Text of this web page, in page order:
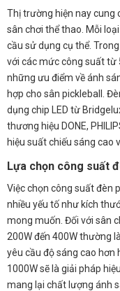
Thị trường hiện nay cung
sân chơi thể thao. Mỗi
cầu sử dụng cụ thể.
với các mức công suất từ
những ưu điểm về ánh
hợp cho sân pickleball.
dụng chip LED từ
thương hiệu DONE,
hiệu suất chiếu sáng cao
Lựa chọn công suất
Việc chọn công suất đèn
nhiều yếu tố như kích
mong muốn. Đối với sân
200W đến 400W thường
yêu cầu độ sáng cao hơn
1000W sẽ là giải pháp
mang lại chất lượng ánh